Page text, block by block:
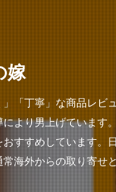
嫁
「丁寧」な商品レビ
より男上げています
すすめしています。
海外からの取り寄せ